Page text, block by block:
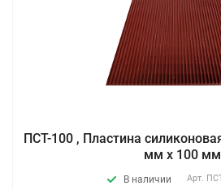
ПСТ-100 , Пластина
мм х 100 мм
В наличии Арт.